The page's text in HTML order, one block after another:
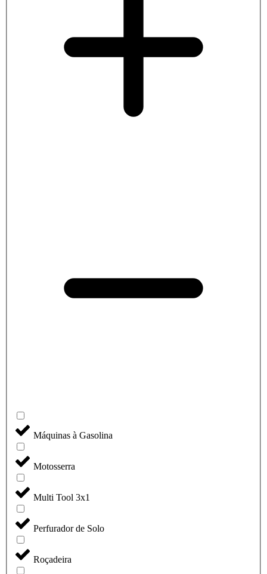
Máquinas à Gasolina
Motosserra
Multi Tool 3x1
Perfurador de Solo
Roçadeira